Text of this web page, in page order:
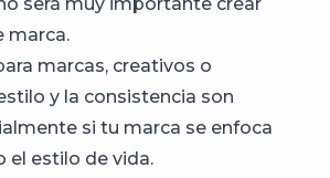
marca.
marcas, creativos o
y la consistencia son
si tu marca se enfoca
el estilo de vida.